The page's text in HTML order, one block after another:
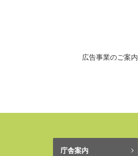
広告事業のご案内
庁舎案内